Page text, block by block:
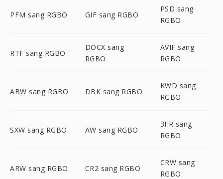
PFM sang RGBO GIF sang RGBO
PSD sang
RGBO
RTF sang RGBO
DOCX sang
RGBO
AVIF sang
RGBO
ABW sang RGBO DBK sang RGBO
KWD sang
RGBO
SXW sang RGBO AW sang RGBO
3FR sang
RGBO
ARW sang RGBO CR2 sang RGBO
CRW sang
RGBO